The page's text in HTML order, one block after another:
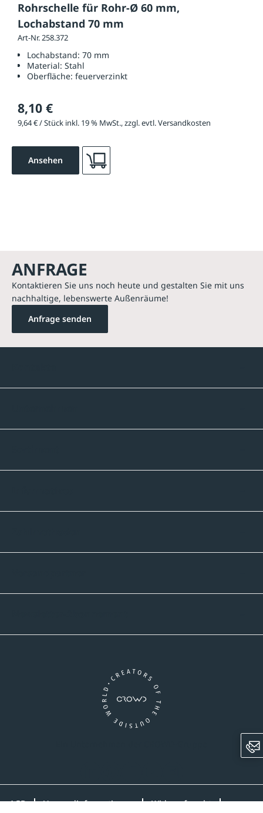
Rohrschelle für Rohr-Ø 60 mm,
Lochabstand 70 mm
Art-Nr. 258.372
Lochabstand: 70 mm
Material: Stahl
Oberfläche: feuerverzinkt
8,10 €
9,64 € / Stück inkl. 19 % MwSt., zzgl. evtl. Versandkosten
Ansehen
ANFRAGE
Kontaktieren Sie uns noch heute und gestalten Sie mit uns
nachhaltige, lebenswerte Außenräume!
Anfrage senden
AGB Versandinformationen Widerrufsrecht